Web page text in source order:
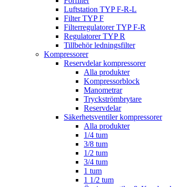
Luftstation TYP F-R-L
Filter TYP F
Filterregulatorer TYP F-R
Regulatorer TYP R
Tillbehör ledningsfilter
Kompressorer
Reservdelar kompressorer
Alla produkter
Kompressorblock
Manometrar
Tryckströmbrytare
Reservdelar
Säkerhetsventiler kompressorer
Alla produkter
1/4 tum
3/8 tum
1/2 tum
3/4 tum
1 tum
1 1/2 tum